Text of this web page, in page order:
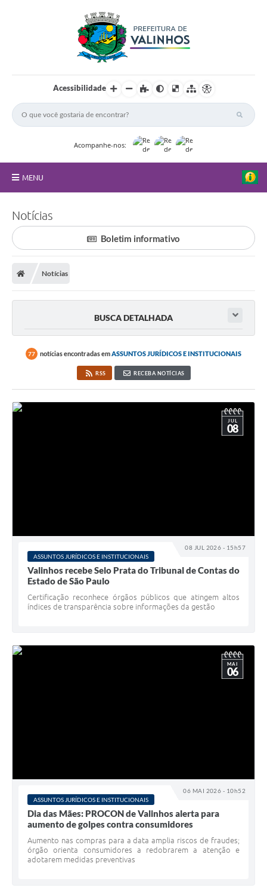
Acessibilidade
Acompanhe-nos:
MENU
Principal
Nossa Cidade
Secretarias
Atos Oficiais
Programa Famílias Fortes
Notícias
Carta de Serviços
Turismo
Obras
Conselhos Municipais
Telefones Úteis
A Prefeitura
Enquete
Notícias
Boletim informativo
Notícias
BUSCA DETALHADA
77 notícias encontradas emASSUNTOS JURÍDICOS E INSTITUCIONAIS
RSS RECEBA NOTÍCIAS
08 JUL 2026 - 15h57
JUL
08
ASSUNTOS JURÍDICOS E INSTITUCIONAIS
Valinhos recebe Selo Prata do Tribunal de Contas do
Estado de São Paulo
Certificação reconhece órgãos públicos que atingem altos
índices de transparência sobre informações da gestão
06 MAI 2026 - 10h52
MAI
06
ASSUNTOS JURÍDICOS E INSTITUCIONAIS
Dia das Mães: PROCON de Valinhos alerta para
aumento de golpes contra consumidores
Aumento nas compras para a data amplia riscos de fraudes;
órgão orienta consumidores a redobrarem a atenção e
adotarem medidas preventivas